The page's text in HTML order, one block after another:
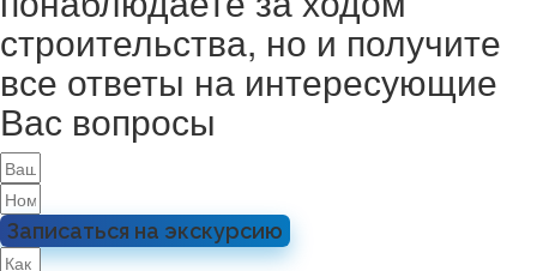
строительства, но и получите
все ответы на интересующие
Вас вопросы
Записаться на экскурсию